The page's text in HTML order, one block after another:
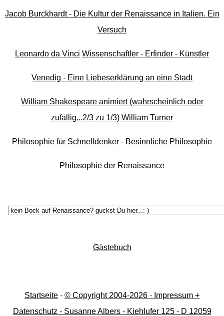
Jacob Burckhardt - Die Kultur der Renaissance in Italien. Ein
Versuch
Leonardo da Vinci Wissenschaftler - Erfinder - Künstler
Venedig - Eine Liebeserklärung an eine Stadt
William Shakespeare animiert (wahrscheinlich oder
zufällig...2/3 zu 1/3) William Turner
Philosophie für Schnelldenker - Besinnliche Philosophie
Philosophie der Renaissance
Gästebuch
Startseite - © Copyright 2004-2026 - Impressum +
Datenschutz - Susanne Albers - Kiehlufer 125 - D 12059